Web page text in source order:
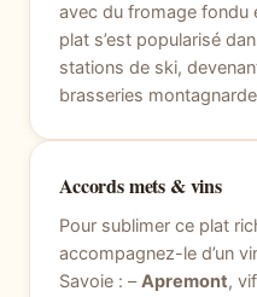
avec du fromage fondu
plat s’est popularisé
stations de ski,
brasseries
Accords mets & vins
Pour sublimer ce plat
accompagnez-le d’un
Savoie : –Apremont,